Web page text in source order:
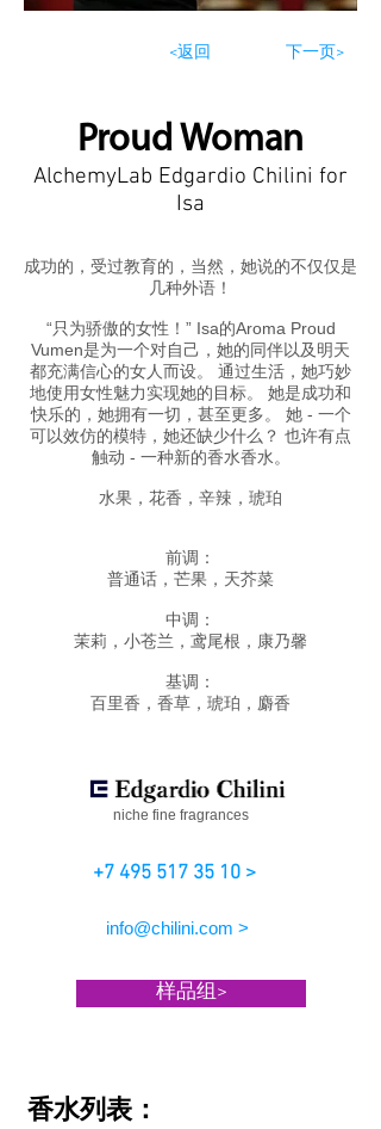
Proud Woman
AlchemyLab Edgardio Chilini for
Isa
成功的，受过教育的，当然，她说的不仅仅是
几种外语！
“只为骄傲的女性！” Isa的Aroma Proud
Vumen是为一个对自己，她的同伴以及明天
都充满信心的女人而设。 通过生活，她巧妙
地使用女性魅力实现她的目标。 她是成功和
快乐的，她拥有一切，甚至更多。 她 - 一个
可以效仿的模特，她还缺少什么？ 也许有点
触动 - 一种新的香水香水。
水果，花香，辛辣，琥珀
前调：
普通话，芒果，天芥菜
中调：
茉莉，小苍兰，鸢尾根，康乃馨
基调：
百里香，香草，琥珀，麝香
<返回 下一页>
niche fine fragrances
+7 495 517 35 10 >
info@chilini.com >
样品组>
香水列表：